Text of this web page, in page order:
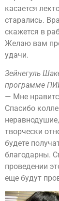
касается
старались.
скажется в
Желаю вам
удачи.
Зейнегуль
программе
— Мне
Спасибо
творчески
будете
благодарны.
проведении
еще будут